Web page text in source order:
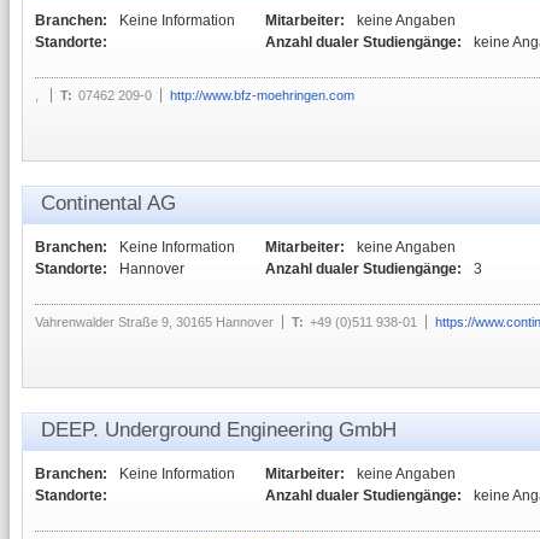
Branchen:
Keine Information
Standorte:
Mitarbeiter:
keine Angaben
Anzahl dualer Studiengänge:
keine
T: 07462 209-0 http://www.bfz-moehringen.com
Continental AG
Branchen:
Keine Information
Standorte:
Hannover
Mitarbeiter:
keine Angaben
Anzahl dualer Studiengänge:
3
Vahrenwalder Straße 9, 30165 Hannover T: +49 (0)511 938-01 https://
DEEP. Underground Engineering GmbH
Branchen:
Keine Information
Standorte:
Mitarbeiter:
keine Angaben
Anzahl dualer Studiengänge:
keine